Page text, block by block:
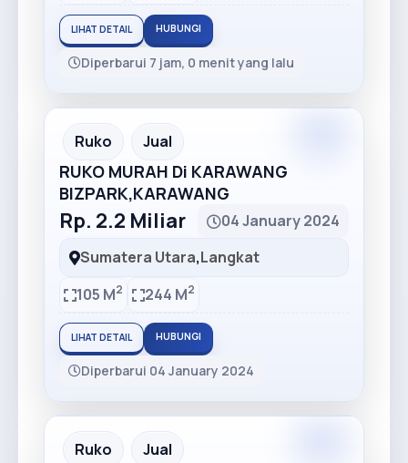
LIHAT DETAIL HUBUNGI
Diperbarui 7 jam, 0 menit yang lalu
Recommended
Ruko Jual
RUKO MURAH Di KARAWANG
BIZPARK,KARAWANG
Rp. 2.2 Miliar
04 January 2024
Sumatera Utara,Langkat
105 M2 244 M2
LIHAT DETAIL HUBUNGI
Diperbarui 04 January 2024
Ruko Jual